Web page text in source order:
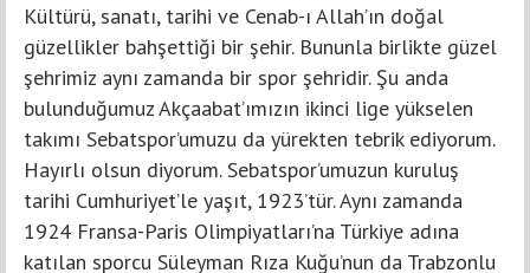
Kültürü, sanatı, tarihi ve Cenab-ı Allah’ın doğal
güzellikler bahşettiği bir şehir. Bununla birlikte güzel
şehrimiz aynı zamanda bir spor şehridir. Şu anda
bulunduğumuz Akçaabat’ımızın ikinci lige yükselen
takımı Sebatspor’umuzu da yürekten tebrik ediyorum.
Hayırlı olsun diyorum. Sebatspor’umuzun kuruluş
tarihi Cumhuriyet’le yaşıt, 1923’tür. Aynı zamanda
1924 Fransa-Paris Olimpiyatları’na Türkiye adına
katılan sporcu Süleyman Rıza Kuğu’nun da Trabzonlu